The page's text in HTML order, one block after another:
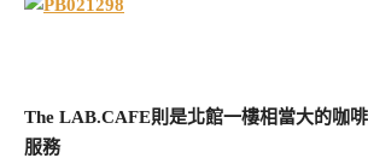
The LAB.CAFE則是北館一樓相當大的咖
服務